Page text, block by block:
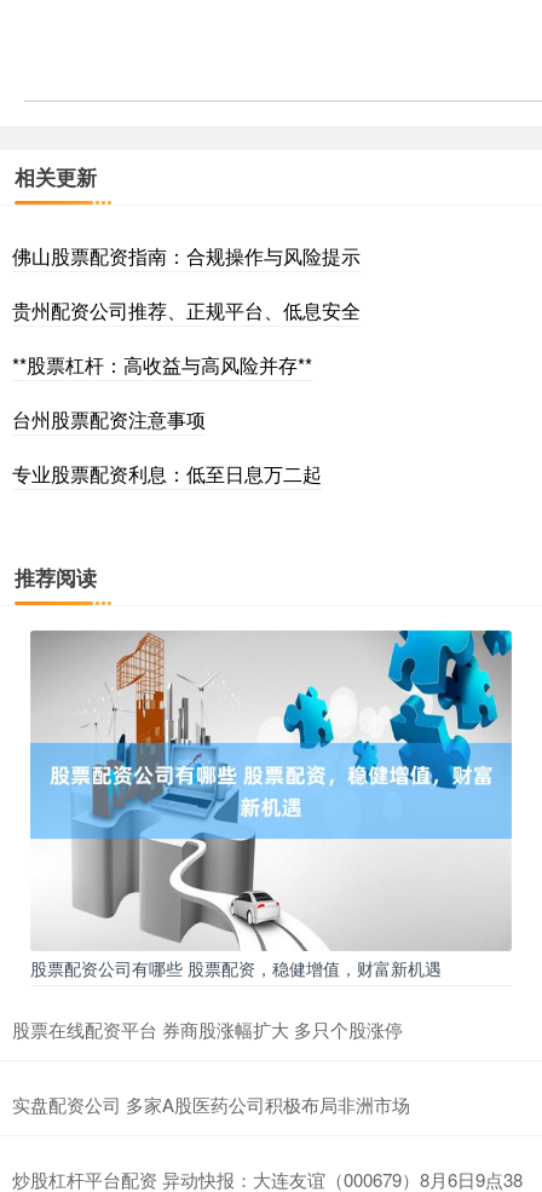
相关更新
佛山股票配资指南：合规操作与风险提示
贵州配资公司推荐、正规平台、低息安全
**股票杠杆：高收益与高风险并存**
台州股票配资注意事项
专业股票配资利息：低至日息万二起
推荐阅读
股票配资公司有哪些 股票配资，稳健增值，财富新机遇
股票在线配资平台 券商股涨幅扩大 多只个股涨停
实盘配资公司 多家A股医药公司积极布局非洲市场
炒股杠杆平台配资 异动快报：大连友谊（000679）8月6日9点38